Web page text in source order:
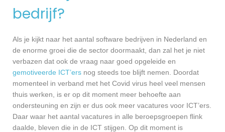
bedrijf?
Als je kijkt naar het aantal software bedrijven in Nederland en
de enorme groei die de sector doormaakt, dan zal het je niet
verbazen dat ook de vraag naar goed opgeleide en
gemotiveerde ICT’ers nog steeds toe blijft nemen. Doordat
momenteel in verband met het Covid virus heel veel mensen
thuis werken, is er op dit moment meer behoefte aan
ondersteuning en zijn er dus ook meer vacatures voor ICT’ers.
Daar waar het aantal vacatures in alle beroepsgroepen flink
daalde, bleven die in de ICT stijgen. Op dit moment is